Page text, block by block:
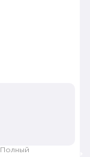
Полный